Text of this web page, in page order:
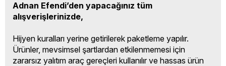
Adnan Efendi’den yapacağınız tüm
alışverişlerinizde,
Hijyen kuralları yerine getirilerek paketleme yapılır.
Ürünler, mevsimsel şartlardan etkilenmemesi için
zararsız yalıtım araç gereçleri kullanılır ve hassas ürün